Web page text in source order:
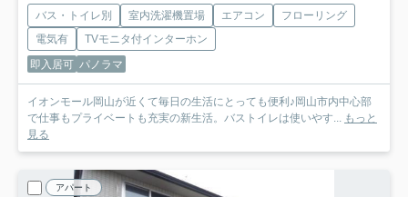
バス・トイレ別 室内洗濯機置場 エアコン
フローリング
電気有
TVモニタ付インターホン
即入居可 パノラマ
イオンモール岡山が近くて毎日の生活にとっても便利♪岡山市内中心部
で仕事もプライベートも充実の新生活。バストイレは使いやす...
もっと
見る
アパート